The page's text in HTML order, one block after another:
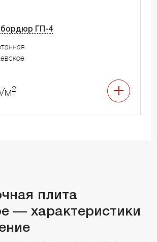
бордюр ГП-4
м2
плита
— характеристики